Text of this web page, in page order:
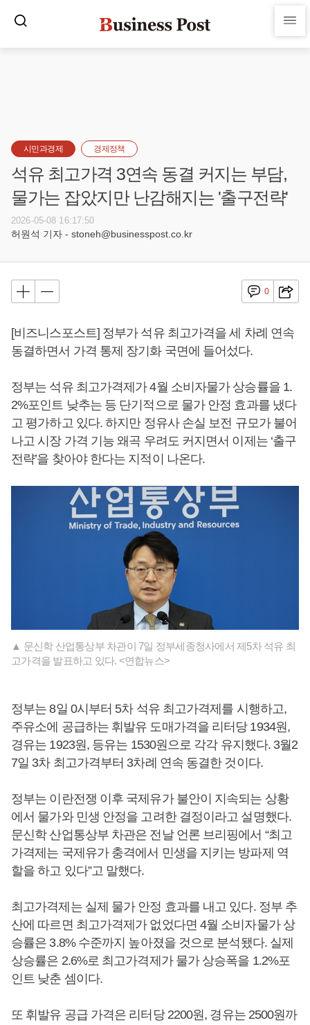
시민과경제 경제정책
석유 최고가격 3연속 동결 커지는 부담,
물가는 잡았지만 난감해지는 '출구전략'
2026-05-08 16:17:50
허원석 기자 - stoneh@businesspost.co.kr
0
[비즈니스포스트] 정부가 석유 최고가격을 세 차례 연속
동결하면서 가격 통제 장기화 국면에 들어섰다.
정부는 석유 최고가격제가 4월 소비자물가 상승률을 1.
2%포인트 낮추는 등 단기적으로 물가 안정 효과를 냈다
고 평가하고 있다. 하지만 정유사 손실 보전 규모가 불어
나고 시장 가격 기능 왜곡 우려도 커지면서 이제는 ‘출구
전략’을 찾아야 한다는 지적이 나온다.
▲ 문신학 산업통상부 차관이 7일 정부세종청사에서 제5차 석유 최
고가격을 발표하고 있다. <연합뉴스>
정부는 8일 0시부터 5차 석유 최고가격제를 시행하고,
주유소에 공급하는 휘발유 도매가격을 리터당 1934원,
경유는 1923원, 등유는 1530원으로 각각 유지했다. 3월2
7일 3차 최고가격부터 3차례 연속 동결한 것이다.
정부는 이란전쟁 이후 국제유가 불안이 지속되는 상황
에서 물가와 민생 안정을 고려한 결정이라고 설명했다.
문신학 산업통상부 차관은 전날 언론 브리핑에서 “최고
가격제는 국제유가 충격에서 민생을 지키는 방파제 역
할을 하고 있다”고 말했다.
최고가격제는 실제 물가 안정 효과를 내고 있다. 정부 추
산에 따르면 최고가격제가 없었다면 4월 소비자물가 상
승률은 3.8% 수준까지 높아졌을 것으로 분석됐다. 실제
상승률은 2.6%로 최고가격제가 물가 상승폭을 1.2%포
인트 낮춘 셈이다.
또 휘발유 공급 가격은 리터당 2200원, 경유는 2500원까